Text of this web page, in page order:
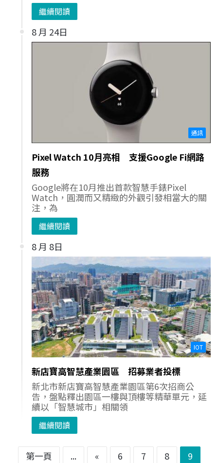
繼續閱讀
8 月 24日
通訊
Pixel Watch 10月亮相 支援Google Fi網路
服務
Google將在10月推出首款智慧手錶Pixel
Watch，圓潤而又精緻的外觀引發相當大的關
注，為
繼續閱讀
8 月 8日
IOT
新店寶高智慧產業園區 招募業者投標
新北市新店寶高智慧產業園區第6次招商公
告，盤點釋出園區一樓與頂樓等精華單元，延
續以「智慧城市」相關領
繼續閱讀
第一頁 ... « 6 7 8
9